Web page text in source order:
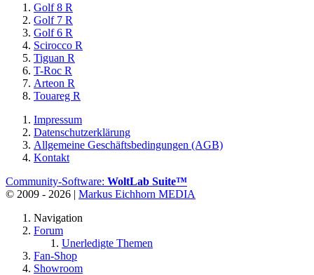
Golf 8 R
Golf 7 R
Golf 6 R
Scirocco R
Tiguan R
T-Roc R
Arteon R
Touareg R
Impressum
Datenschutzerklärung
Allgemeine Geschäftsbedingungen (AGB)
Kontakt
Community-Software: WoltLab Suite™
© 2009 - 2026 | Markus Eichhorn MEDIA
Navigation
Forum
Unerledigte Themen
Fan-Shop
Showroom